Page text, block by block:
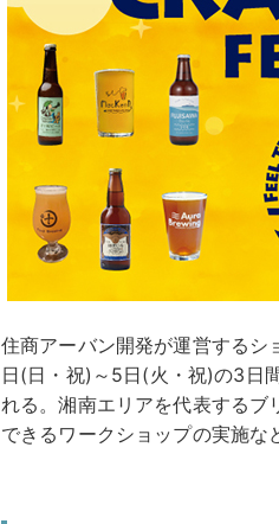
住商アーバン開発が運営する
日(日・祝)～5日(火・祝)の3日
れる。湘南エリアを代表するブ
できるワークショップの実施